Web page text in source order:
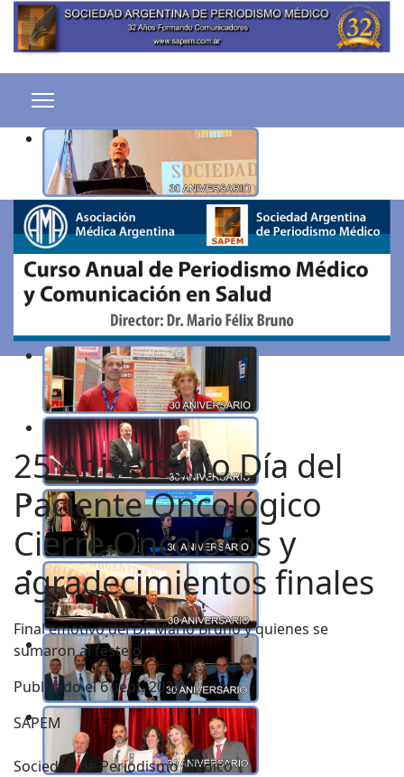
25 Aniversario Día del
Paciente Oncológico
Cierre Oncolocos y
agradecimientos finales
Final emotivo del Dr. Mario Bruno y quienes se
sumaron al festejo
Publicado el 6 sept. 2020
SAPEM
Sociedad de Periodismo Médico